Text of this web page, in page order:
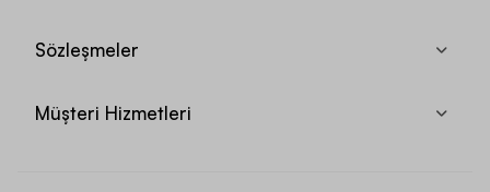
Sözleşmeler
Müşteri Hizmetleri